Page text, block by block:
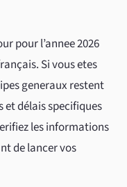
pour l’annee 2026
Si vous etes
generaux restent
délais specifiques
les informations
de lancer vos